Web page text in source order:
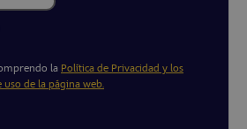
la Política de Privacidad y los
uso de la página web.